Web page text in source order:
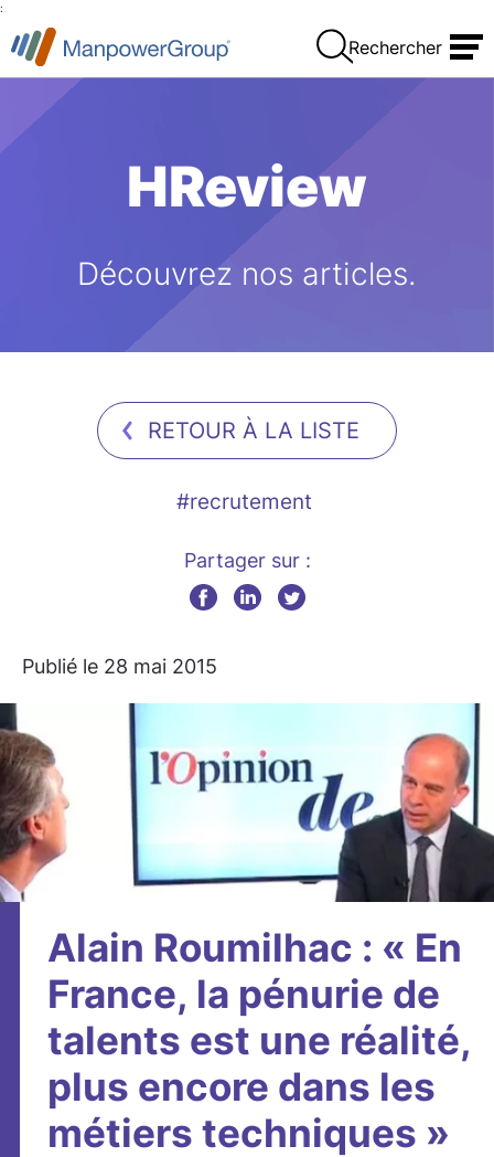
:
Rechercher
HReview
Découvrez nos articles.
RETOUR À LA LISTE
#recrutement
Partager sur :
Publié le 28 mai 2015
Alain Roumilhac : « En
France, la pénurie de
talents est une réalité,
plus encore dans les
métiers techniques »